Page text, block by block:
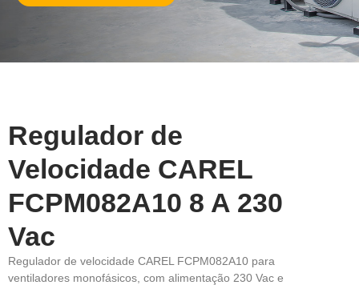
Regulador de
Velocidade CAREL
FCPM082A10 8 A 230
Vac
Regulador de velocidade CAREL FCPM082A10 para
ventiladores monofásicos, com alimentação 230 Vac e